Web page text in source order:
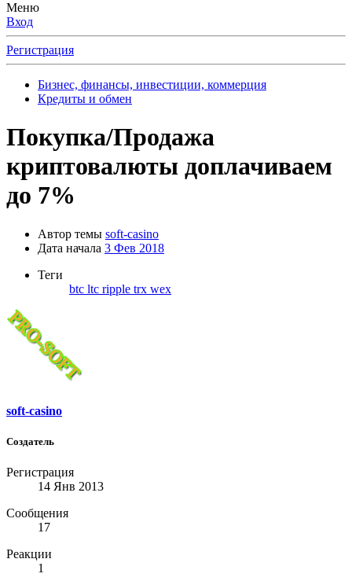
Меню
Вход
Регистрация
Бизнес, финансы, инвестиции, коммерция
Кредиты и обмен
Покупка/Продажа
криптовалюты доплачиваем
до 7%
Автор темы soft-casino
Дата начала 3 Фев 2018
Теги
btc ltc ripple trx wex
soft-casino
Создатель
Регистрация
14 Янв 2013
Сообщения
17
Реакции
1